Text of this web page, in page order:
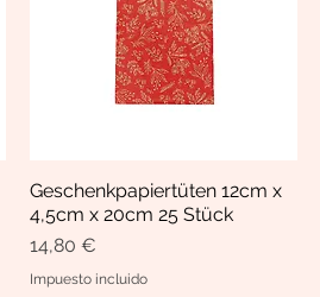
Vista rápida
Geschenkpapiertüten 12cm x
4,5cm x 20cm 25 Stück
Precio
14,80 €
Impuesto incluido